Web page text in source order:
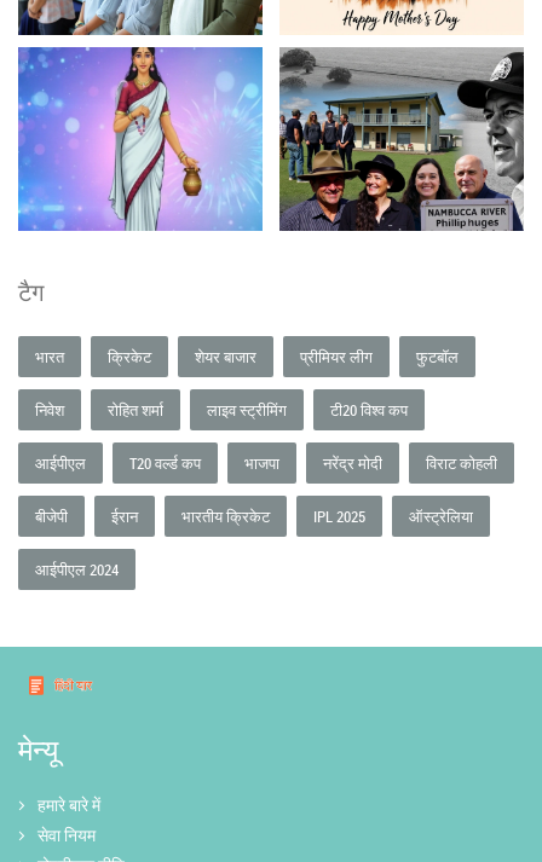
टैग
भारत क्रिकेट शेयर बाजार प्रीमियर लीग फुटबॉल
निवेश रोहित शर्मा लाइव स्ट्रीमिंग टी20 विश्व कप
आईपीएल T20 वर्ल्ड कप भाजपा नरेंद्र मोदी विराट कोहली
बीजेपी ईरान भारतीय क्रिकेट IPL 2025 ऑस्ट्रेलिया
आईपीएल 2024
मेन्यू
हमारे बारे में
सेवा नियम